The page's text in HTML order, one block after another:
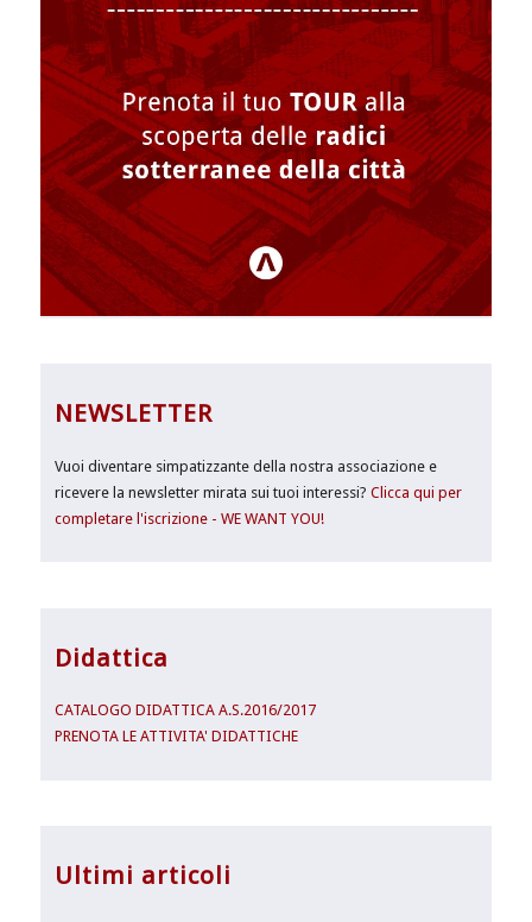
NEWSLETTER
Vuoi diventare simpatizzante della nostra associazione e
ricevere la newsletter mirata sui tuoi interessi?Clicca qui per
completare l'iscrizione - WE WANT YOU!
Didattica
CATALOGO DIDATTICA A.S.2016/2017
PRENOTA LE ATTIVITA' DIDATTICHE
Ultimi articoli